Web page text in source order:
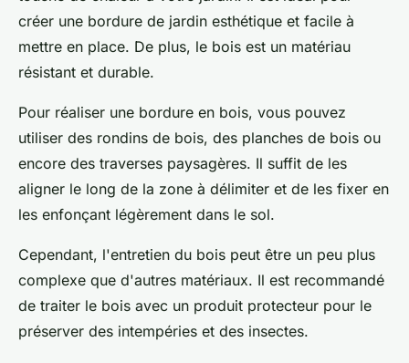
créer une bordure de jardin esthétique et facile à
mettre en place. De plus, le bois est un matériau
résistant et durable.
Pour réaliser une bordure en bois, vous pouvez
utiliser des rondins de bois, des planches de bois ou
encore des traverses paysagères. Il suffit de les
aligner le long de la zone à délimiter et de les fixer en
les enfonçant légèrement dans le sol.
Cependant, l'entretien du bois peut être un peu plus
complexe que d'autres matériaux. Il est recommandé
de traiter le bois avec un produit protecteur pour le
préserver des intempéries et des insectes.